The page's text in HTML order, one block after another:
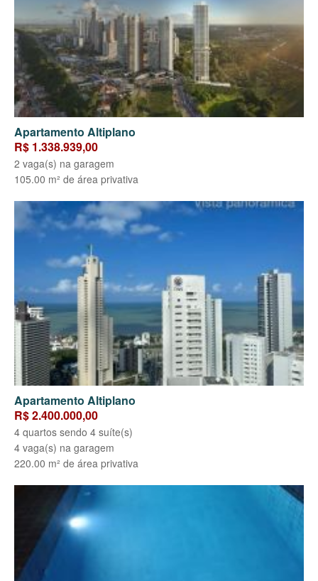
Apartamento Altiplano
R$ 1.338.939,00
2 vaga(s) na garagem
105.00 m² de área privativa
Apartamento Altiplano
R$ 2.400.000,00
4 quartos sendo 4 suíte(s)
4 vaga(s) na garagem
220.00 m² de área privativa